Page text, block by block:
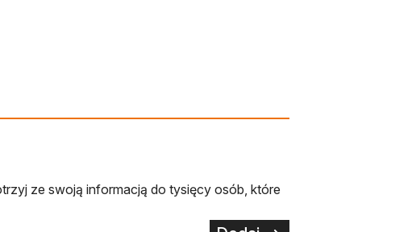
ze swoją informacją do tysięcy osób, które